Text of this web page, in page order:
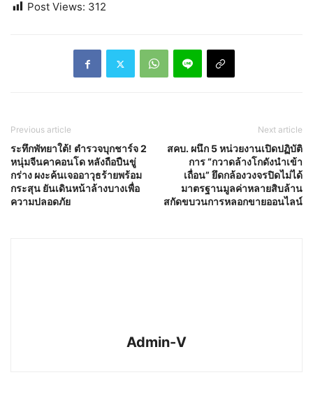
Post Views: 312
Previous article
ระทึกพัทยาใต้! ตำรวจบุกชาร์จ 2
หนุ่มจีนคาคอนโด หลังถือปืนขู่
กร่าง ผงะค้นเจออาวุธร้ายพร้อม
กระสุน ยันเดินหน้าล้างบางเพื่อ
ความปลอดภัย
Next article
สคบ. ผนึก 5 หน่วยงานเปิดปฏิบัติ
การ “กวาดล้างโกดังนำเข้า
เถื่อน” ยึดกล้องวงจรปิดไม่ได้
มาตรฐานมูลค่าหลายสิบล้าน
สกัดขบวนการหลอกขายออนไลน์
Admin-V